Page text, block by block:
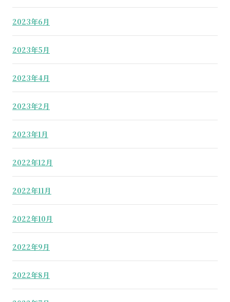
2023年6月
2023年5月
2023年4月
2023年2月
2023年1月
2022年12月
2022年11月
2022年10月
2022年9月
2022年8月